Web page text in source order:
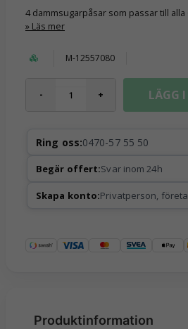
4 dammsugarpåsar som passar till
Läs mer
M-12557080
- + LÄGG
Ring oss:0470-57 55 50
Begär offert:Svar inom 24h
Skapa konto:Privatperson,